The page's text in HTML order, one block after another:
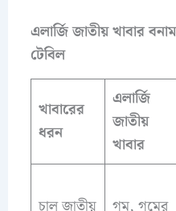
এলার্জি জাতীয় খাবার
টেবিল
খাবারের
ধরন
এলার্জি
জাতীয়
খাবার